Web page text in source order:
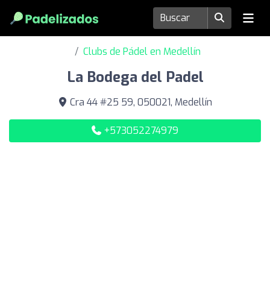
Clubs de Pádel en Medellín
La Bodega del Padel
Cra 44 #25 59, 050021, Medellín
+573052274979